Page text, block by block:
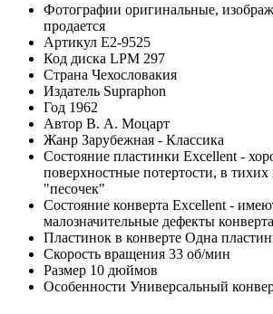
Фотографии оригинальные,
продается
Артикул E2-9525
Код диска LPM 297
Страна Чехословакия
Издатель Supraphon
Год 1962
Автор В. А. Моцарт
Жанр Зарубежная - Классика
Состояние пластинки Excellent -
поверхностные потертости, в тихих
"песочек"
Состояние конверта Excellent -
малозначительные дефекты
Пластинок в конверте Одна
Скорость вращения 33 об/мин
Размер 10 дюймов
Особенности Универсальный